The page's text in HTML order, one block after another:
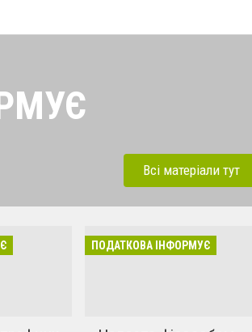
Всі матеріали тут
ПОДАТКОВА ІНФОРМУЄ